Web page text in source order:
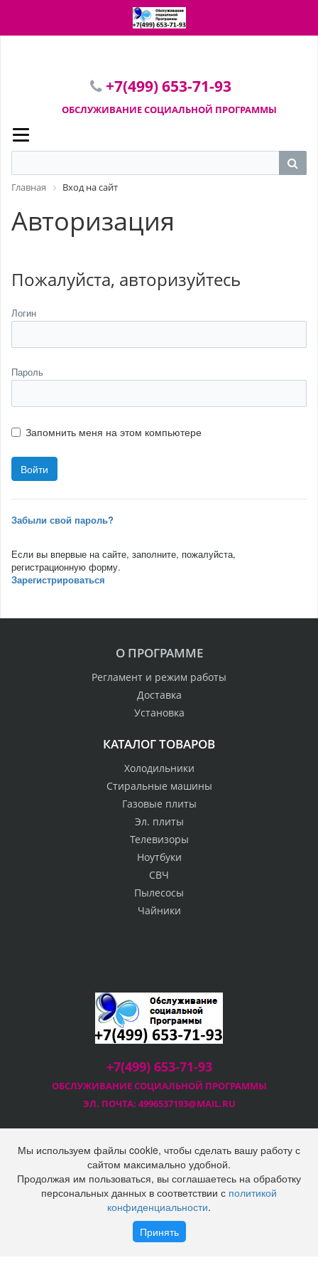
ПЕРЕЙТИ В КОРЗИНУ
+7(499) 653-71-93
ОБСЛУЖИВАНИЕ СОЦИАЛЬНОЙ ПРОГРАММЫ
Главная Вход на сайт
Авторизация
Пожалуйста, авторизуйтесь
Логин
Пароль
Запомнить меня на этом компьютере
Забыли свой пароль?
Если вы впервые на сайте, заполните, пожалуйста,
регистрационную форму.
Зарегистрироваться
О ПРОГРАММЕ
Регламент и режим работы
Доставка
Установка
КАТАЛОГ ТОВАРОВ
Холодильники
Стиральные машины
Газовые плиты
Эл. плиты
Телевизоры
Ноутбуки
СВЧ
Пылесосы
Чайники
+7(499) 653-71-93
ОБСЛУЖИВАНИЕ СОЦИАЛЬНОЙ ПРОГРАММЫ
ЭЛ. ПОЧТА: 4996537193@MAIL.RU
2025 © Социальная программа Правительства Москвы
ООО "Технопром"
Политика конфиденциальности
Наверх
на сумму0 руб.
Мы используем файлы cookie, чтобы сделать вашу работу с
сайтом максимально удобной.
Продолжая им пользоваться, вы соглашаетесь на обработку
персональных данных в соответствии с политикой
конфиденциальности.
Принять